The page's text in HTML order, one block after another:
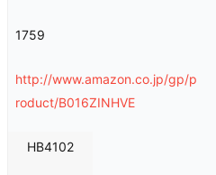
1759
http://www.amazon.co.jp/gp/p
roduct/B016ZINHVE
HB4102